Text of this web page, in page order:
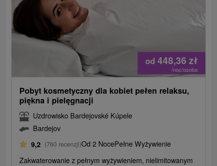
od 448,36 zł
/noc/osoba
Pobyt kosmetyczny dla kobiet pełen relaksu,
piękna i pielęgnacji
Uzdrowisko Bardejovské Kúpele
Bardejov
9,2 (760 recenzji)Od 2 NocePełne Wyżywienie
Zakwaterowanie z pełnym wyżywieniem, nielimitowanym